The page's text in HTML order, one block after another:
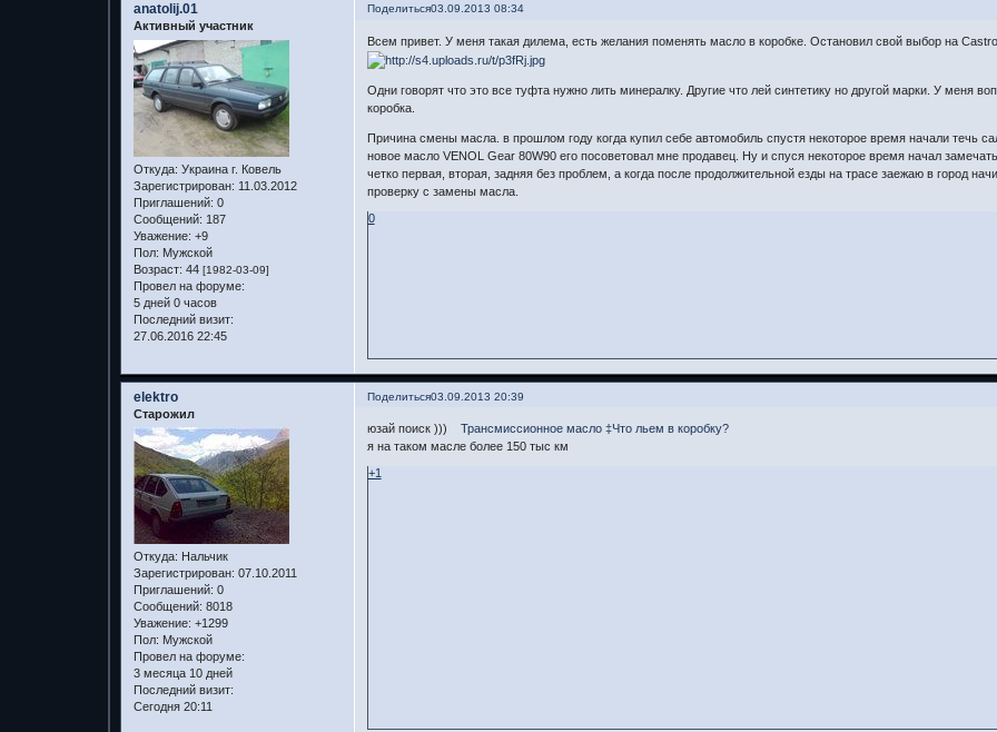
Поделиться03.09.2013 08:34
anatolij.01
Активный участник
Откуда: Украина г. Ковель
Зарегистрирован: 11.03.2012
Приглашений: 0
Сообщений: 187
Уважение: +9
Пол: Мужской
Возраст: 44 [1982-03-09]
Провел на форуме:
5 дней 0 часов
Последний визит:
27.06.2016 22:45
Всем привет. У меня такая дилема, есть желания поменять масло в коробке. Остановил свой выбор на
Одни говорят что это все туфта нужно лить минералку. Другие что лей синтетику но другой марки. У меня
коробка.
Причина смены масла. в прошлом году когда купил себе автомобиль спустя некоторое время начали течь
новое масло VENOL Gear 80W90 его посоветовал мне продавец. Ну и спуся некоторое время начал
четко первая, вторая, задняя без проблем, а когда после продолжительной езды на трасе заежаю в город
проверку с замены масла.
0
Поделиться03.09.2013 20:39
elektro
Старожил
Откуда: Нальчик
Зарегистрирован: 07.10.2011
Приглашений: 0
Сообщений: 8018
Уважение: +1299
Пол: Мужской
Провел на форуме:
3 месяца 10 дней
Последний визит:
Сегодня 20:11
юзай поиск ))) Трансмиссионное масло ‡Что льем в коробку?
я на таком масле более 150 тыс км
+1